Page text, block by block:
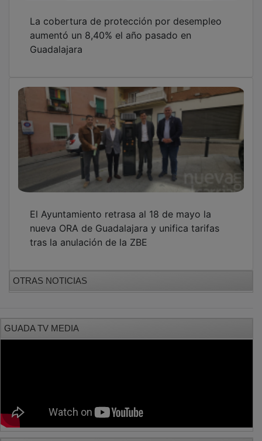
La cobertura de protección por desempleo
aumentó un 8,40% el año pasado en
Guadalajara
El Ayuntamiento retrasa al 18 de mayo la
nueva ORA de Guadalajara y unifica tarifas
tras la anulación de la ZBE
OTRAS NOTICIAS
GUADA TV MEDIA